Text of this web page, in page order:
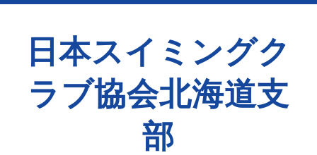
日本スイミングク
ラブ協会北海道支
部